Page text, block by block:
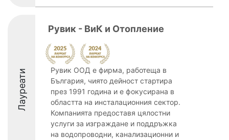
Лауреати
Рувик - ВиК и Отопление
Рувик ООД е фирма, работеща в
България, чиято дейност стартира
през 1991 година и е фокусирана в
областта на инсталационния сектор.
Компанията предоставя цялостни
услуги за изграждане и поддръжка
на водопроводни, канализационни и